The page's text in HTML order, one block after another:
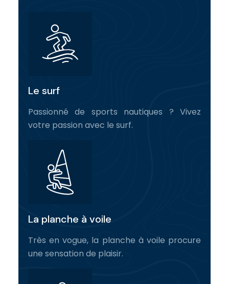
Le surf
Passionné de sports nautiques ? Vivez
votre passion avec le surf.
La planche à voile
Très en vogue, la planche à voile procure
une sensation de plaisir.